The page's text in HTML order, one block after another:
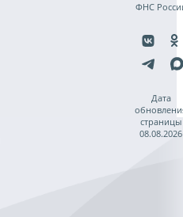
ФНС
Дата
страницы
08.08.2026